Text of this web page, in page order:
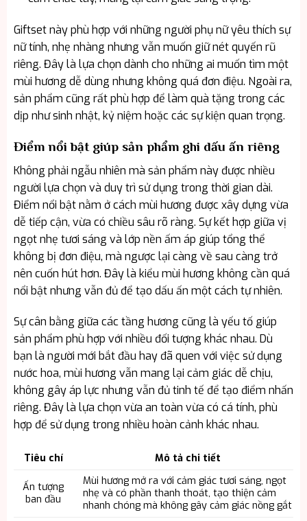
Giftset này phù hợp với những người phụ nữ yêu thích sự
nữ tính, nhẹ nhàng nhưng vẫn muốn giữ nét quyến rũ
riêng. Đây là lựa chọn dành cho những ai muốn tìm một
mùi hương dễ dùng nhưng không quá đơn điệu. Ngoài ra,
sản phẩm cũng rất phù hợp để làm quà tặng trong các
dịp như sinh nhật, kỷ niệm hoặc các sự kiện quan trọng.
Điểm nổi bật giúp sản phẩm ghi dấu ấn riêng
Không phải ngẫu nhiên mà sản phẩm này được nhiều
người lựa chọn và duy trì sử dụng trong thời gian dài.
Điểm nổi bật nằm ở cách mùi hương được xây dựng vừa
dễ tiếp cận, vừa có chiều sâu rõ ràng. Sự kết hợp giữa vị
ngọt nhẹ tươi sáng và lớp nền ấm áp giúp tổng thể
không bị đơn điệu, mà ngược lại càng về sau càng trở
nên cuốn hút hơn. Đây là kiểu mùi hương không cần quá
nổi bật nhưng vẫn đủ để tạo dấu ấn một cách tự nhiên.
Sự cân bằng giữa các tầng hương cũng là yếu tố giúp
sản phẩm phù hợp với nhiều đối tượng khác nhau. Dù
bạn là người mới bắt đầu hay đã quen với việc sử dụng
nước hoa, mùi hương vẫn mang lại cảm giác dễ chịu,
không gây áp lực nhưng vẫn đủ tinh tế để tạo điểm nhấn
riêng. Đây là lựa chọn vừa an toàn vừa có cá tính, phù
hợp để sử dụng trong nhiều hoàn cảnh khác nhau.
Tiêu chí Mô tả chi tiết
Ấn tượng
ban đầu
Mùi hương mở ra với cảm giác tươi sáng, ngọt
nhẹ và có phần thanh thoát, tạo thiện cảm
nhanh chóng mà không gây cảm giác nồng gắt